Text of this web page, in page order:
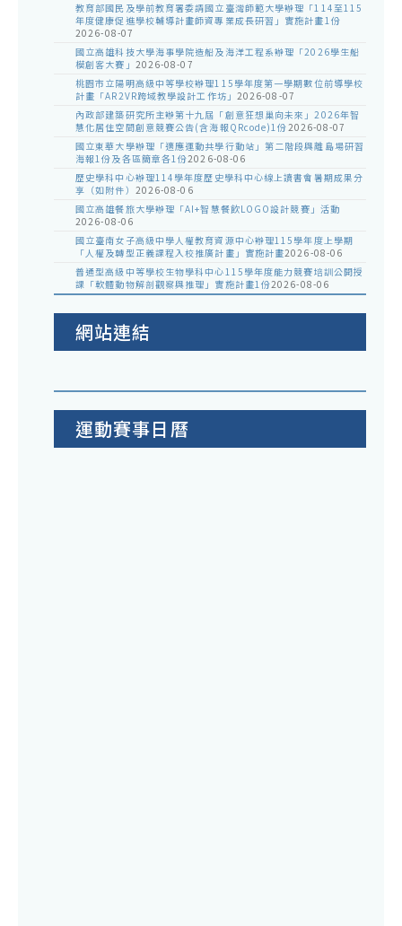
教育部國民及學前教育署委請國立臺灣師範大學辦理「114至115
年度健康促進學校輔導計畫師資專業成長研習」實施計畫1份
2026-08-07
國立高雄科技大學海事學院造船及海洋工程系辦理「2026學生船
模創客大賽」 2026-08-07
桃園市立陽明高級中等學校辦理115學年度第一學期數位前導學校
計畫「AR2VR跨域教學設計工作坊」 2026-08-07
內政部建築研究所主辦第十九屆「創意狂想巢向未來」2026年智
慧化居住空間創意競賽公告(含海報QRcode)1份2026-08-07
國立東華大學辦理「適應運動共學行動站」第二階段與離島場研習
海報1份及各區簡章各1份2026-08-06
歷史學科中心辦理114學年度歷史學科中心線上讀書會暑期成果分
享（如附件） 2026-08-06
國立高雄餐旅大學辦理「AI+智慧餐飲LOGO設計競賽」活動
2026-08-06
國立臺南女子高級中學人權教育資源中心辦理115學年度上學期
「人權及轉型正義課程入校推廣計畫」實施計畫2026-08-06
普通型高級中等學校生物學科中心115學年度能力競賽培訓公開授
課「軟體動物解剖觀察與推理」實施計畫1份2026-08-06
網站連結
運動賽事日曆